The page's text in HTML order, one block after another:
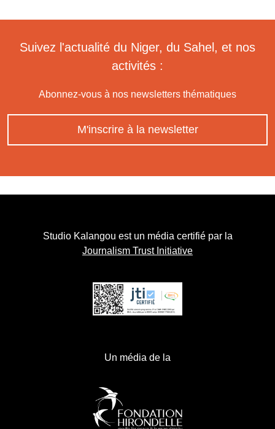
Suivez l'actualité du Niger, du Sahel, et nos
activités :
Abonnez-vous à nos newsletters thématiques
M'inscrire à la newsletter
Studio Kalangou est un média certifié par la
Journalism Trust Initiative
Un média de la